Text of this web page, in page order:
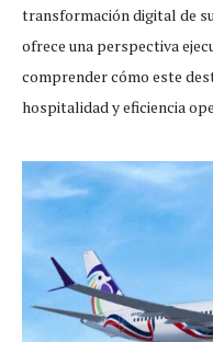
transformación digital de
ofrece una perspectiva
comprender cómo este
hospitalidad y eficiencia